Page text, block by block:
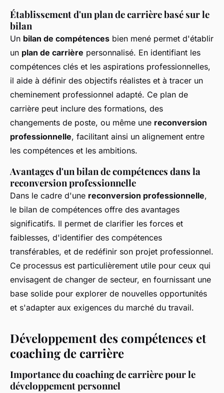
Établissement d'un plan de carrière basé sur le
bilan
Un bilan de compétences bien mené permet d'établir
un plan de carrière personnalisé. En identifiant les
compétences clés et les aspirations professionnelles,
il aide à définir des objectifs réalistes et à tracer un
cheminement professionnel adapté. Ce plan de
carrière peut inclure des formations, des
changements de poste, ou même une reconversion
professionnelle, facilitant ainsi un alignement entre
les compétences et les ambitions.
Avantages d'un bilan de compétences dans la
reconversion professionnelle
Dans le cadre d'une reconversion professionnelle,
le bilan de compétences offre des avantages
significatifs. Il permet de clarifier les forces et
faiblesses, d'identifier des compétences
transférables, et de redéfinir son projet professionnel.
Ce processus est particulièrement utile pour ceux qui
envisagent de changer de secteur, en fournissant une
base solide pour explorer de nouvelles opportunités
et s'adapter aux exigences du marché du travail.
Développement des compétences et
coaching de carrière
Importance du coaching de carrière pour le
développement personnel